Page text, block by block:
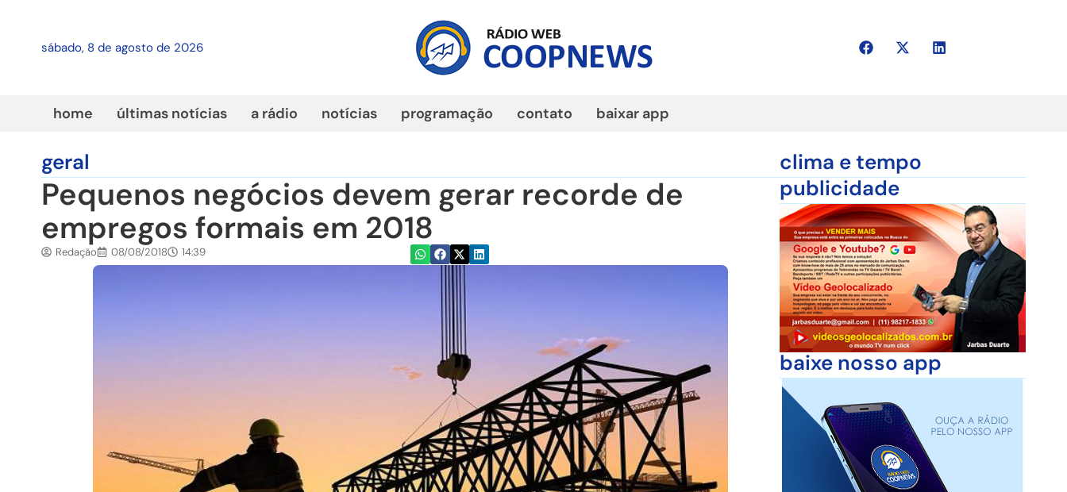
sábado, 8 de agosto de 2026
home últimas notícias a rádio notícias programação contato baixar app
geral
Pequenos negócios devem gerar recorde de
empregos formais em 2018
Redação 08/08/2018 14:39
clima e tempo
publicidade
baixe nosso app